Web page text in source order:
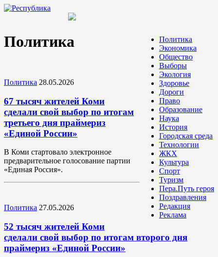
Политика
Экономика
Общество
Выборы
Экология
Здоровье
Дороги
Право
Образование
Наука
История
Городская среда
Технологии
ЖКХ
Культура
Спорт
Туризм
Пера.Путь героя
Поздравления
Редакция
Реклама
Политика
Политика 28.05.2026
67 тысяч жителей Коми
сделали свой выбор по итогам
третьего дня праймериз
«Единой России»
В Коми стартовало электронное
предварительное голосование партии
«Единая Россия».
Политика 27.05.2026
52 тысяч жителей Коми
сделали свой выбор по итогам второго дня
праймериз «Единой России»